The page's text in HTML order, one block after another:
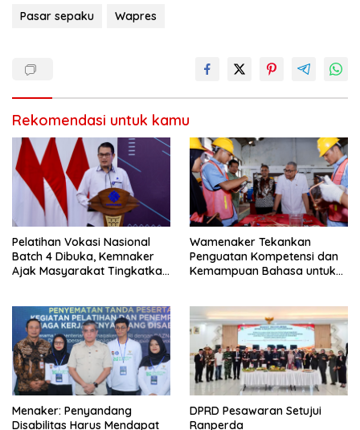
Pasar sepaku Wapres
Rekomendasi untuk kamu
Pelatihan Vokasi Nasional
Batch 4 Dibuka, Kemnaker
Ajak Masyarakat Tingkatkan
Wamenaker Tekankan
Penguatan Kompetensi dan
Kemampuan Bahasa untuk
Menaker: Penyandang
Disabilitas Harus Mendapat
DPRD Pesawaran Setujui
Ranperda